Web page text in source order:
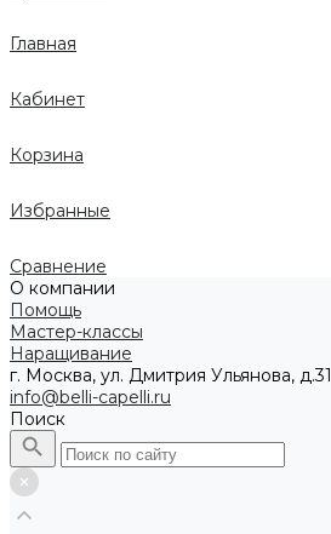
Главная
Кабинет
Корзина
Избранные
Сравнение
О компании
Помощь
Мастер-классы
Наращивание
г. Москва, ул. Дмитрия Ульянова, д.31
info@belli-capelli.ru
Поиск